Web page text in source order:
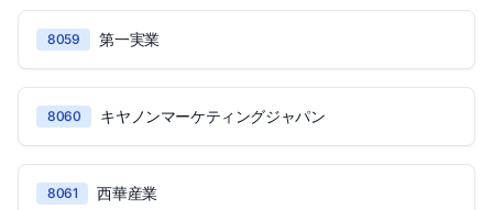
8059 第一実業
8060 キヤノンマーケティングジャパン
8061 西華産業